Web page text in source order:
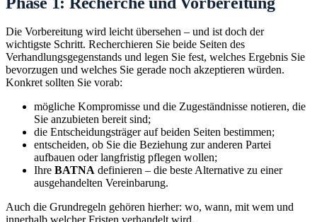
Die Vorbereitung wird leicht übersehen – und ist doch der
wichtigste Schritt. Recherchieren Sie beide Seiten des
Verhandlungsgegenstands und legen Sie fest, welches Ergebnis Sie
bevorzugen und welches Sie gerade noch akzeptieren würden.
Konkret sollten Sie vorab:
mögliche Kompromisse und die Zugeständnisse notieren, die
Sie anzubieten bereit sind;
die Entscheidungsträger auf beiden Seiten bestimmen;
entscheiden, ob Sie die Beziehung zur anderen Partei
aufbauen oder langfristig pflegen wollen;
Ihre BATNA definieren – die beste Alternative zu einer
ausgehandelten Vereinbarung.
Auch die Grundregeln gehören hierher: wo, wann, mit wem und